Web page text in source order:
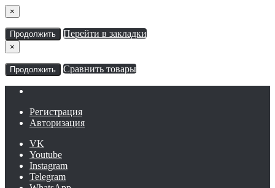
×
Продолжить Перейти в закладки
×
Продолжить Сравнить товары
Регистрация
Авторизация
VK
Youtube
Instagram
Telegram